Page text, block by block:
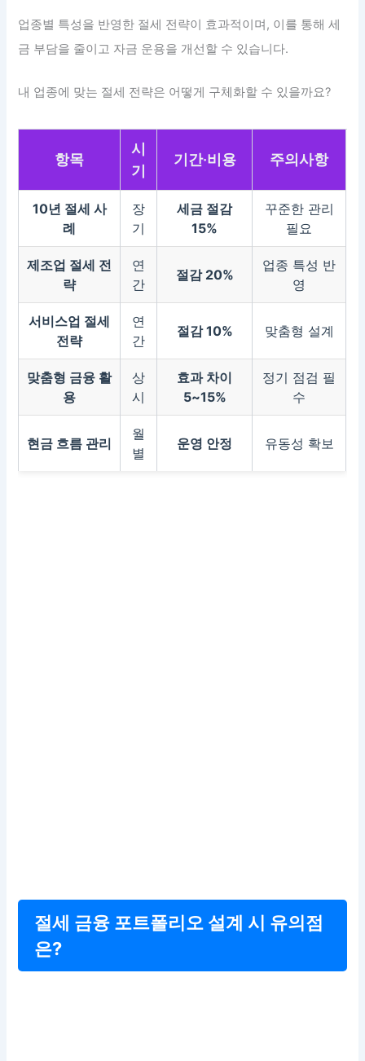
업종별 특성을 반영한 절세 전략이 효과적이며, 이를 통해 세
금 부담을 줄이고 자금 운용을 개선할 수 있습니다.
내 업종에 맞는 절세 전략은 어떻게 구체화할 수 있을까요?
항목
시
기
기간·비용 주의사항
10년 절세 사
례
장
기
세금 절감
15%
꾸준한 관리
필요
제조업 절세 전
략
연
간
절감 20%
업종 특성 반
영
서비스업 절세
전략
연
간
절감 10% 맞춤형 설계
맞춤형 금융 활
용
상
시
효과 차이
5~15%
정기 점검 필
수
현금 흐름 관리
월
별
운영 안정 유동성 확보
절세 금융 포트폴리오 설계 시 유의점
은?